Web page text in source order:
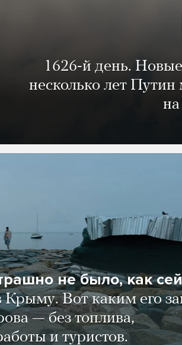
1626-й день.
несколько лет
не было, как
Крыму. Вот каким его
— без топлива,
и туристов.